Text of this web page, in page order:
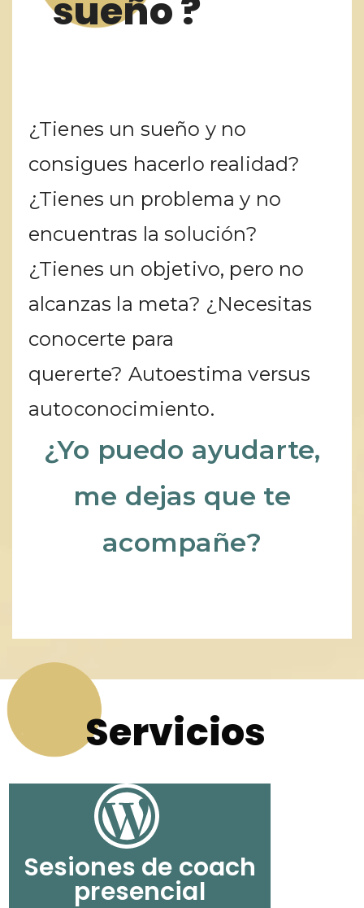
sueño ?
¿Tienes un sueño y no
consigues hacerlo realidad?
¿Tienes un problema y no
encuentras la solución?
¿Tienes un objetivo, pero no
alcanzas la meta? ¿Necesitas
conocerte para
quererte? Autoestima versus
autoconocimiento.
¿Yo puedo ayudarte,
me dejas que te
acompañe?
Servicios
Sesiones de coach
presencial